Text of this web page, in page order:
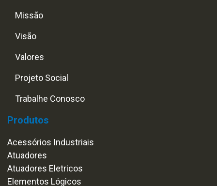
Missão
Visão
Valores
Projeto Social
Trabalhe Conosco
Produtos
Acessórios Industriais
Atuadores
Atuadores Eletricos
Elementos Lógicos